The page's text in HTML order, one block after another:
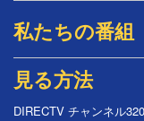
私たちの番組
見る方法
DIRECTV チャンネル320